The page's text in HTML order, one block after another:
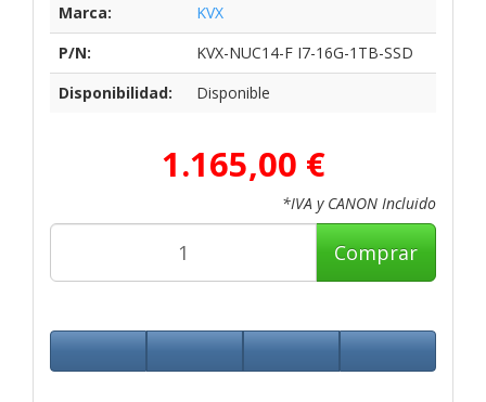
Marca:
KVX
P/N:
KVX-NUC14-F I7-16G-1TB-SSD
Disponibilidad:
Disponible
1.165,00 €
*IVA y CANON Incluido
Comprar